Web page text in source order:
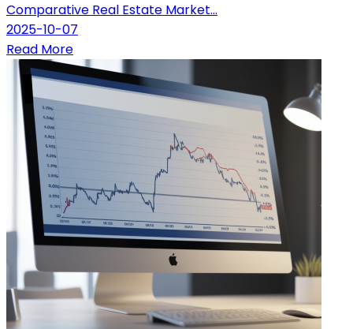
Comparative Real Estate Market...
2025-10-07
Read More